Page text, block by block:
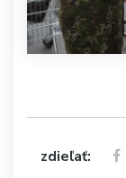
zdieľať: